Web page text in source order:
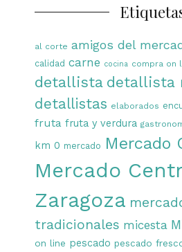
al corte amigos del
calidad carne cocina compra on
detallista detallista
detallistas elaborados
fruta fruta y verdura
km 0 mercado Mercado
Mercado
Zaragoza
tradicionales micesta
on line pescado pescado